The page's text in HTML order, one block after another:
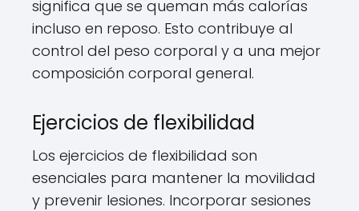
significa que se queman más calorías
incluso en reposo. Esto contribuye al
control del peso corporal y a una mejor
composición corporal general.
Ejercicios de flexibilidad
Los ejercicios de flexibilidad son
esenciales para mantener la movilidad
y prevenir lesiones. Incorporar sesiones